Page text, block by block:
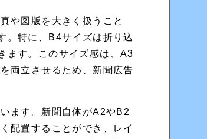
や図版を大きく扱うこと
。特に、B4サイズは折り込
ます。このサイズ感は、A3
両立させるため、新聞広告
ます。新聞自体がA2やB2
配置することができ、レイ